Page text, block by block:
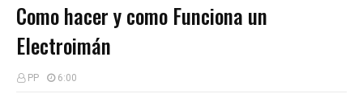
Como hacer y como Funciona un
Electroimán
PP 6:00